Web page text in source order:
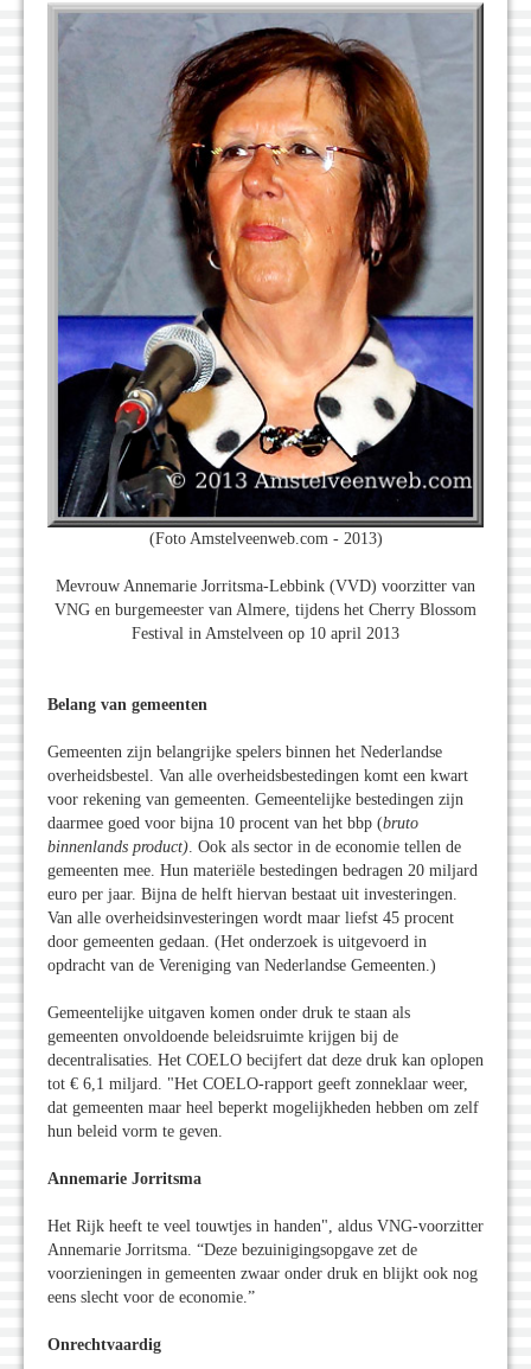
(Foto Amstelveenweb.com - 2013)
Mevrouw Annemarie Jorritsma-Lebbink (VVD) voorzitter van
VNG en burgemeester van Almere, tijdens het Cherry Blossom
Festival in Amstelveen op 10 april 2013
Belang van gemeenten
Gemeenten zijn belangrijke spelers binnen het Nederlandse
overheidsbestel. Van alle overheidsbestedingen komt een kwart
voor rekening van gemeenten. Gemeentelijke bestedingen zijn
daarmee goed voor bijna 10 procent van het bbp (bruto
binnenlands product) . Ook als sector in de economie tellen de
gemeenten mee. Hun materiële bestedingen bedragen 20 miljard
euro per jaar. Bijna de helft hiervan bestaat uit investeringen.
Van alle overheidsinvesteringen wordt maar liefst 45 procent
door gemeenten gedaan. (Het onderzoek is uitgevoerd in
opdracht van de Vereniging van Nederlandse Gemeenten.)
Gemeentelijke uitgaven komen onder druk te staan als
gemeenten onvoldoende beleidsruimte krijgen bij de
decentralisaties. Het COELO becijfert dat deze druk kan oplopen
tot € 6,1 miljard. "Het COELO-rapport geeft zonneklaar weer,
dat gemeenten maar heel beperkt mogelijkheden hebben om zelf
hun beleid vorm te geven.
Annemarie Jorritsma
Het Rijk heeft te veel touwtjes in handen", aldus VNG-voorzitter
Annemarie Jorritsma. “Deze bezuinigingsopgave zet de
voorzieningen in gemeenten zwaar onder druk en blijkt ook nog
eens slecht voor de economie.”
Onrechtvaardig